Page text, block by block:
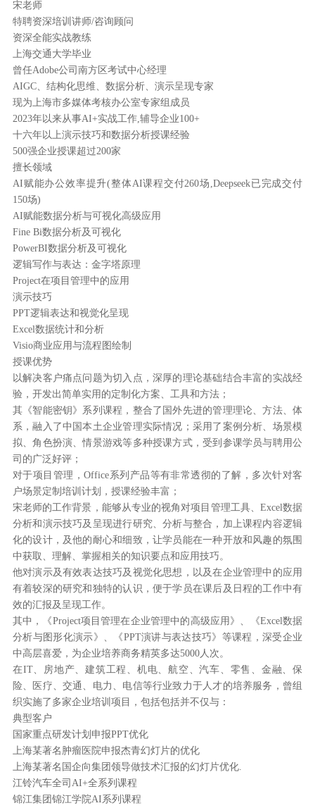
宋老师
特聘资深培训讲师/咨询顾问
资深全能实战教练
上海交通大学毕业
曾任Adobe公司南方区考试中心经理
AIGC、结构化思维、数据分析、演示呈现专家
现为上海市多媒体考核办公室专家组成员
2023年以来从事AI+实战工作,辅导企业100+
十六年以上演示技巧和数据分析授课经验
500强企业授课超过200家
擅长领域
AI赋能办公效率提升(整体AI课程交付260场,Deepseek已完成交付
150场)
AI赋能数据分析与可视化高级应用
Fine Bi数据分析及可视化
PowerBI数据分析及可视化
逻辑写作与表达：金字塔原理
Project在项目管理中的应用
演示技巧
PPT逻辑表达和视觉化呈现
Excel数据统计和分析
Visio商业应用与流程图绘制
授课优势
以解决客户痛点问题为切入点，深厚的理论基础结合丰富的实战经
验，开发出简单实用的定制化方案、工具和方法；
其《智能密钥》系列课程，整合了国外先进的管理理论、方法、体
系，融入了中国本土企业管理实际情况；采用了案例分析、场景模
拟、角色扮演、情景游戏等多种授课方式，受到参课学员与聘用公
司的广泛好评；
对于项目管理，Office系列产品等有非常透彻的了解，多次针对客
户场景定制培训计划，授课经验丰富；
宋老师的工作背景，能够从专业的视角对项目管理工具、Excel数据
分析和演示技巧及呈现进行研究、分析与整合，加上课程内容逻辑
化的设计，及他的耐心和细致，让学员能在一种开放和风趣的氛围
中获取、理解、掌握相关的知识要点和应用技巧。
他对演示及有效表达技巧及视觉化思想，以及在企业管理中的应用
有着较深的研究和独特的认识，便于学员在课后及日程的工作中有
效的汇报及呈现工作。
其中，《Project项目管理在企业管理中的高级应用》、《Excel数据
分析与图形化演示》、《PPT演讲与表达技巧》等课程，深受企业
中高层喜爱，为企业培养商务精英多达5000人次。
在IT、房地产、建筑工程、机电、航空、汽车、零售、金融、保
险、医疗、交通、电力、电信等行业致力于人才的培养服务，曾组
织实施了多家企业培训项目，包括包括并不仅与：
典型客户
国家重点研发计划申报PPT优化
上海某著名肿瘤医院申报杰青幻灯片的优化
上海某著名国企向集团领导做技术汇报的幻灯片优化.
江铃汽车全司AI+全系列课程
锦江集团锦江学院AI系列课程